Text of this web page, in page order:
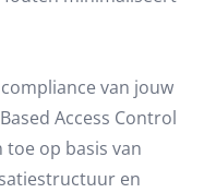
van jouw
Access Control
toe op basis van
en